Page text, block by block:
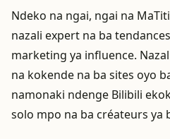
Ndeko na ngai, ngai na
nazali expert na ba
marketing ya influence.
na kokende na ba sites oyo
namonaki ndenge Bilibili
solo mpo na ba créateurs ya